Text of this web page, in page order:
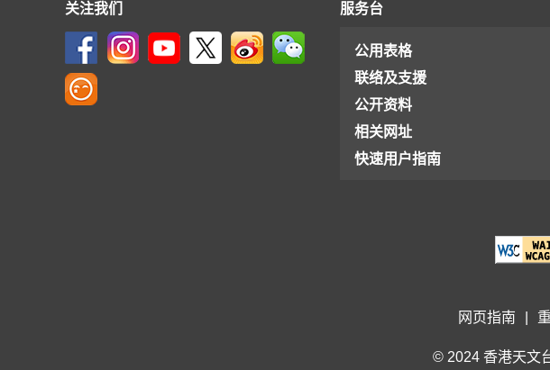
关注我们 服务台
公用表格
联络及支援
公开资料
相关网址
快速用户指南
网页指南
© 2024 香港天文